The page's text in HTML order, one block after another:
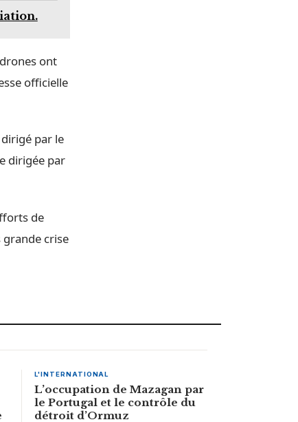
ont
officielle
par le
dirigée par
de
crise
L'INTERNATIONAL
L’occupation de Mazagan par
le Portugal et le contrôle du
détroit d’Ormuz